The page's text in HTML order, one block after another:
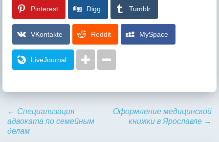
Pinterest Digg Tumblr
VKontakte Reddit MySpace
LiveJournal
← Специализация
адвоката по семейным
делам
Оформление медицинской
книжки в Ярославле →